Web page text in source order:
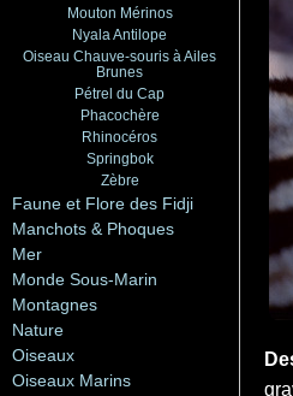
Mouton Mérinos
Nyala Antilope
Oiseau Chauve-souris à Ailes
Brunes
Pétrel du Cap
Phacochère
Rhinocéros
Springbok
Zèbre
Faune et Flore des Fidji
Manchots & Phoques
Mer
Monde Sous-Marin
Montagnes
Nature
Oiseaux
Oiseaux Marins